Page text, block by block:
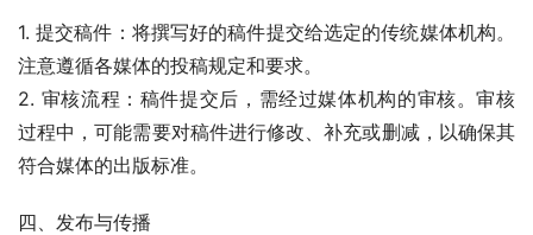
1. 提交稿件：将撰写好的稿件提交给选定的传统媒体机构。
注意遵循各媒体的投稿规定和要求。
2. 审核流程：稿件提交后，需经过媒体机构的审核。审核
过程中，可能需要对稿件进行修改、补充或删减，以确保其
符合媒体的出版标准。
四、发布与传播